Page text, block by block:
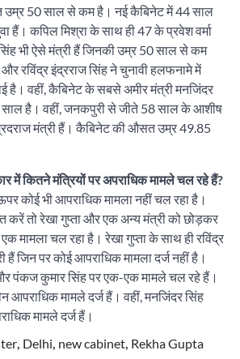
उम्र 50 साल से कम है। नई कैबिनेट में 44 साल
हैं। कपिल मिश्रा के साथ ही 47 के प्रवेश वर्मा
भी ऐसे मंत्री हैं जिनकी उम्र 50 साल से कम
रविंद्र इंद्रराज सिंह ने चुनावी हलफनामे में
है। वहीं, कैबिनेट के सबसे अमीर मंत्री मनजिंदर
साल है। वहीं, जनकपुरी से जीते 58 साल के आशीष
मंत्री हैं। कैबिनेट की औसत उम्र 49.85
में कितने मंत्रियों पर अपराधिक मामले चल रहे हैं?
कोई भी आपराधिक मामला नहीं चल रहा है।
करें तो रेखा गुप्ता और एक अन्य मंत्री को छोड़कर
मामला चल रहा है। रेखा गुप्ता के साथ ही रविंद्र
हैं जिन पर कोई आपराधिक मामला दर्ज नहीं है।
पंकज कुमार सिंह पर एक-एक मामले चल रहे हैं।
आपराधिक मामले दर्ज हैं। वहीं, मनजिंदर सिंह
मामले दर्ज हैं।
, Delhi, new cabinet, Rekha Gupta